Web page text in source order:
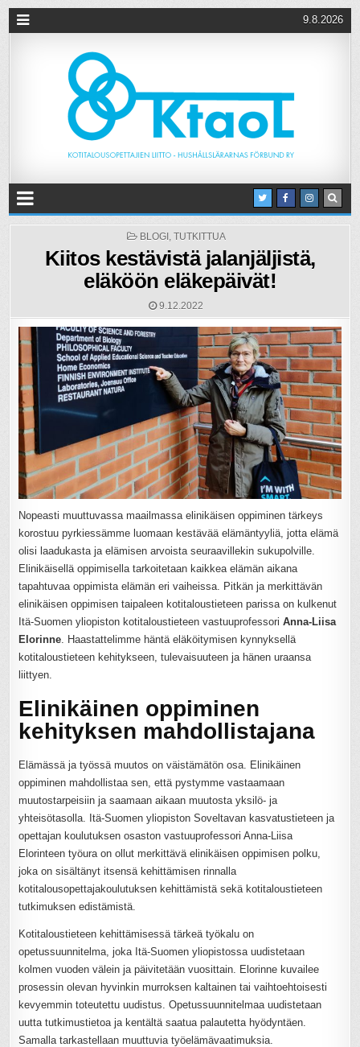
9.8.2026
POSTED
BLOGI , TUTKITTUA
Kiitos kestävistä jalanjäljistä,
eläköön eläkepäivät!
9.12.2022
Nopeasti muuttuvassa maailmassa elinikäisen oppiminen tärkeys
korostuu pyrkiessämme luomaan kestävää elämäntyyliä, jotta elämä
olisi laadukasta ja elämisen arvoista seuraavillekin sukupolville.
Elinikäisellä oppimisella tarkoitetaan kaikkea elämän aikana
tapahtuvaa oppimista elämän eri vaiheissa. Pitkän ja merkittävän
elinikäisen oppimisen taipaleen kotitaloustieteen parissa on kulkenut
Itä-Suomen yliopiston kotitaloustieteen vastuuprofessoriAnna-Liisa
Elorinne. Haastattelimme häntä eläköitymisen kynnyksellä
kotitaloustieteen kehitykseen, tulevaisuuteen ja hänen uraansa
liittyen.
Elinikäinen oppiminen
kehityksen mahdollistajana
Elämässä ja työssä muutos on väistämätön osa. Elinikäinen
oppiminen mahdollistaa sen, että pystymme vastaamaan
muutostarpeisiin ja saamaan aikaan muutosta yksilö- ja
yhteisötasolla. Itä-Suomen yliopiston Soveltavan kasvatustieteen ja
opettajan koulutuksen osaston vastuuprofessori Anna-Liisa
Elorinteen työura on ollut merkittävä elinikäisen oppimisen polku,
joka on sisältänyt itsensä kehittämisen rinnalla
kotitalousopettajakoulutuksen kehittämistä sekä kotitaloustieteen
tutkimuksen edistämistä.
Kotitaloustieteen kehittämisessä tärkeä työkalu on
opetussuunnitelma, joka Itä-Suomen yliopistossa uudistetaan
kolmen vuoden välein ja päivitetään vuosittain. Elorinne kuvailee
prosessin olevan hyvinkin murroksen kaltainen tai vaihtoehtoisesti
kevyemmin toteutettu uudistus. Opetussuunnitelmaa uudistetaan
uutta tutkimustietoa ja kentältä saatua palautetta hyödyntäen.
Samalla tarkastellaan muuttuvia työelämävaatimuksia.